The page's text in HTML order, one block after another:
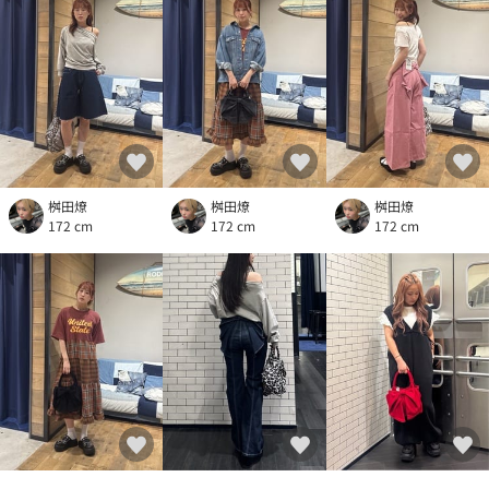
桝田燎
172 cm
桝田燎
172 cm
桝田燎
172 cm